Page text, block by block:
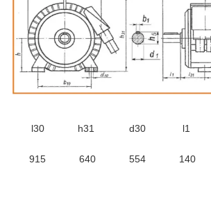
l30 h31 d30 l1
915 640 554 140